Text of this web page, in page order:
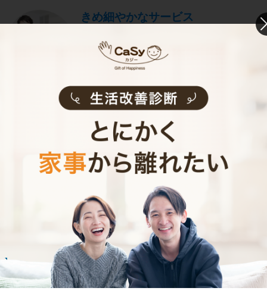
きめ細やかなサービス
ービスを実施。お客様のご要望に沿ったきめ細
やかなサービスで、健やかな生活をサポートし
お掃除代行のサービス内容
お掃除代行のサービス料金
ご利用者インタビュー
Customer Interview
M.T.さん
30代 共働き 子育て中
まるで実家の母親が家事を手伝いにきてくれた